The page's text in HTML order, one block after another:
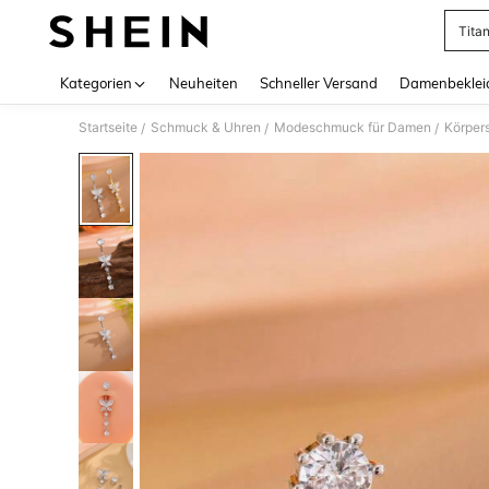
Kategorien Neuheiten Schneller Versand
Startseite / Schmuck & Uhren / Modeschmuck für Damen /